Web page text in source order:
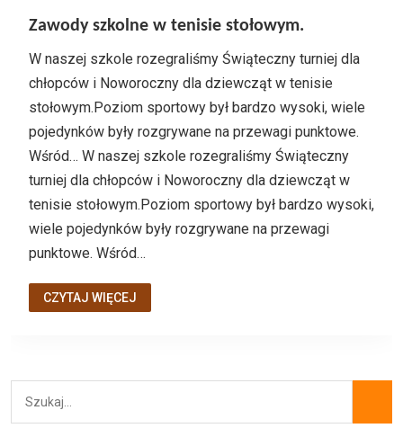
Zawody szkolne w tenisie stołowym.
W naszej szkole rozegraliśmy Świąteczny turniej dla
chłopców i Noworoczny dla dziewcząt w tenisie
stołowym.Poziom sportowy był bardzo wysoki, wiele
pojedynków były rozgrywane na przewagi punktowe.
Wśród… W naszej szkole rozegraliśmy Świąteczny
turniej dla chłopców i Noworoczny dla dziewcząt w
tenisie stołowym.Poziom sportowy był bardzo wysoki,
wiele pojedynków były rozgrywane na przewagi
punktowe. Wśród…
CZYTAJ WIĘCEJ